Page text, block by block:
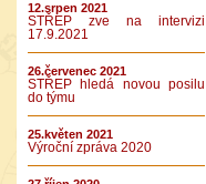
12.srpen 2021
STŘEP zve na intervizi
17.9.2021
26.červenec 2021
STŘEP hledá novou posilu
do týmu
25.květen 2021
Výroční zpráva 2020